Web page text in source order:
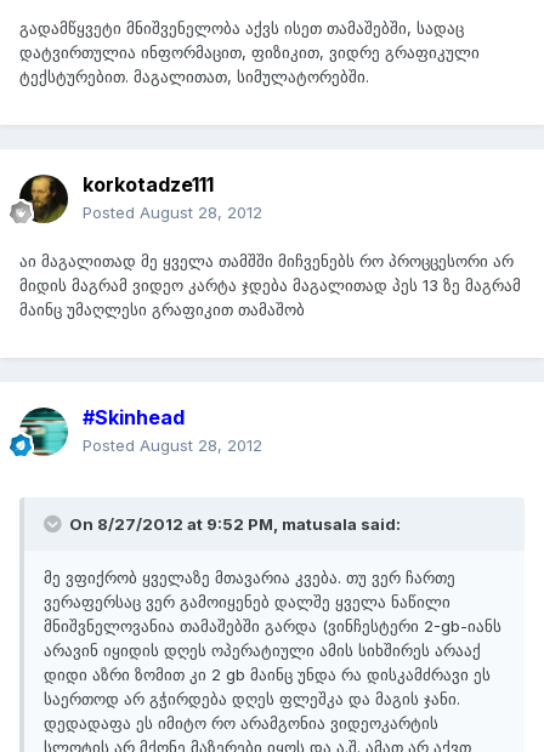
გადამწყვეტი მნიშვენელობა აქვს ისეთ თამაშებში, სადაც
დატვირთულია ინფორმაცით, ფიზიკით, ვიდრე გრაფიკული
ტექსტურებით. მაგალითათ, სიმულატორებში.
korkotadze111
Posted August 28, 2012
აი მაგალითად მე ყველა თამშში მიჩვენებს რო პროცცესორი არ
მიდის მაგრამ ვიდეო კარტა ჯდება მაგალითად პეს 13 ზე მაგრამ
მაინც უმაღლესი გრაფიკით თამაშობ
#Skinhead
Posted August 28, 2012
On 8/27/2012 at 9:52 PM, matusala said:
მე ვფიქრობ ყველაზე მთავარია კვება. თუ ვერ ჩართე
ვერაფერსაც ვერ გამოიყენებ დალშე ყველა ნაწილი
მნიშვნელოვანია თამაშებში გარდა (ვინჩესტერი 2-gb-იანს
არავინ იყიდის დღეს ოპერატიული ამის სიხშირეს არააქ
დიდი აზრი ზომით კი 2 gb მაინც უნდა რა დისკამძრავი ეს
საერთოდ არ გჭირდება დღეს ფლეშკა და მაგის ჯანი.
დედადაფა ეს იმიტო რო არამგონია ვიდეოკარტის
სლოტის არ მქონე მაზერები იყოს და ა.შ. ამათ არ აქვთ